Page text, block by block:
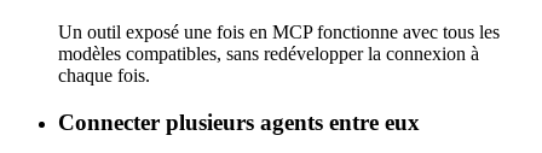
Un outil exposé une fois en MCP fonctionne avec tous les
modèles compatibles, sans redévelopper la connexion à
chaque fois.
Connecter plusieurs agents entre eux